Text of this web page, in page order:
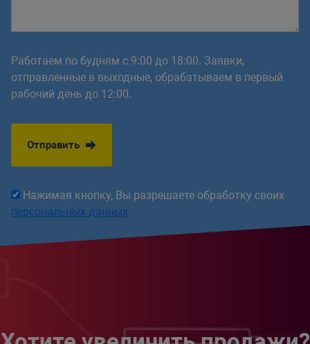
Работаем по будням с 9:00 до 18:00. Заявки,
отправленные в выходные, обрабатываем в первый
рабочий день до 12:00.
Отправить
Нажимая кнопку, Вы разрешаете обработку своих
персональных данных